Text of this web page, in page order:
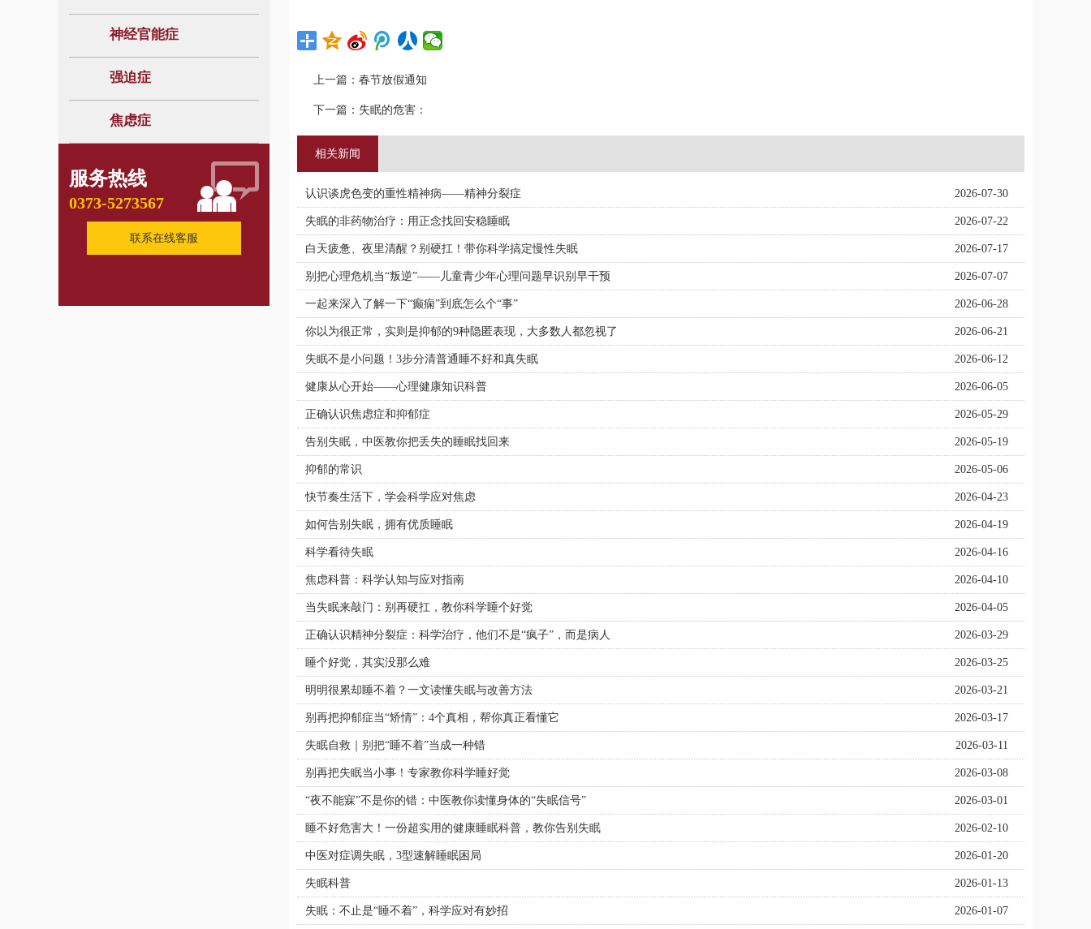
神经官能症
强迫症
焦虑症
服务热线
0373-5273567
联系在线客服
上一篇： 春节放假通知
下一篇： 失眠的危害：
相关新闻
认识谈虎色变的重性精神病——精神分裂症 2026-07-30
失眠的非药物治疗：用正念找回安稳睡眠 2026-07-22
白天疲惫、夜里清醒？别硬扛！带你科学搞定慢性失眠 2026-07-17
别把心理危机当“叛逆”——儿童青少年心理问题早识别早干预 2026-07-07
一起来深入了解一下“癫痫”到底怎么个“事” 2026-06-28
你以为很正常，实则是抑郁的9种隐匿表现，大多数人都忽视了 2026-06-21
失眠不是小问题！3步分清普通睡不好和真失眠 2026-06-12
健康从心开始——心理健康知识科普 2026-06-05
正确认识焦虑症和抑郁症 2026-05-29
告别失眠，中医教你把丢失的睡眠找回来 2026-05-19
抑郁的常识 2026-05-06
快节奏生活下，学会科学应对焦虑 2026-04-23
如何告别失眠，拥有优质睡眠 2026-04-19
科学看待失眠 2026-04-16
焦虑科普：科学认知与应对指南 2026-04-10
当失眠来敲门：别再硬扛，教你科学睡个好觉 2026-04-05
正确认识精神分裂症：科学治疗，他们不是“疯子”，而是病人 2026-03-29
睡个好觉，其实没那么难 2026-03-25
明明很累却睡不着？一文读懂失眠与改善方法 2026-03-21
别再把抑郁症当“矫情”：4个真相，帮你真正看懂它 2026-03-17
失眠自救｜别把“睡不着”当成一种错 2026-03-11
别再把失眠当小事！专家教你科学睡好觉 2026-03-08
“夜不能寐”不是你的错：中医教你读懂身体的“失眠信号” 2026-03-01
睡不好危害大！一份超实用的健康睡眠科普，教你告别失眠 2026-02-10
中医对症调失眠，3型速解睡眠困局 2026-01-20
失眠科普 2026-01-13
失眠：不止是“睡不着”，科学应对有妙招 2026-01-07